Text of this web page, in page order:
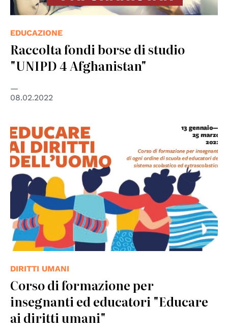
EDUCAZIONE
Raccolta fondi borse di studio
"UNIPD 4 Afghanistan"
08.02.2022
DIRITTI UMANI
Corso di formazione per
insegnanti ed educatori "Educare
ai diritti umani"